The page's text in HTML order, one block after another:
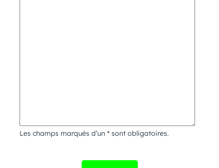
Les champs marqués d’un * sont obligatoires.